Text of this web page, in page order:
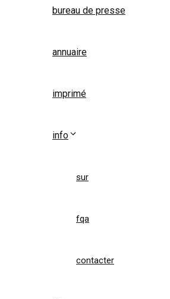
bureau de presse
annuaire
imprimé
info
sur
fqa
contacter